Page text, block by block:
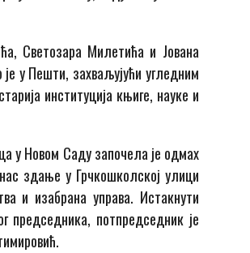
Светозара Милетића и Јована
у Пешти, захваљујући угледним
институција књиге, науке и
у Новом Саду започела је одмах
здање у Грчкошколској улици
и изабрана управа. Истакнути
председника, потпредседник је